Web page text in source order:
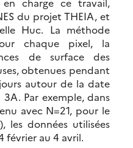
du projet THEIA, et
Huc. La méthode
chaque pixel, la
de surface des
obtenues pendant
autour de la date
Par exemple, dans
avec N=21, pour le
les données utilisées
février au 4 avril.